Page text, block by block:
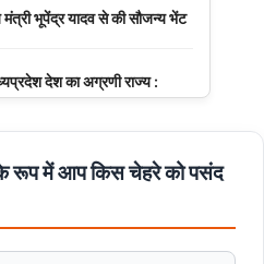
भूपेंद्र यादव से की सौजन्य भेंट
देश का अग्रणी राज्य :
पहल
मंत्री श्रीमती सुषमा स्वराज की
की
रूप में आप किस चेहरे को पसंद